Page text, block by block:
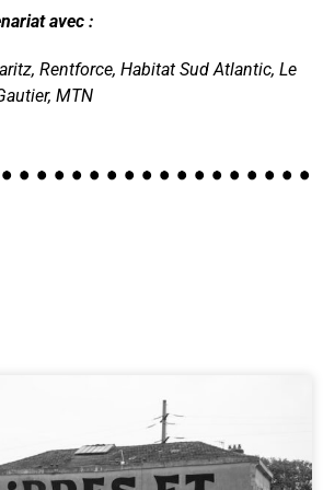
avec :
Rentforce, Habitat Sud Atlantic, Le
MTN